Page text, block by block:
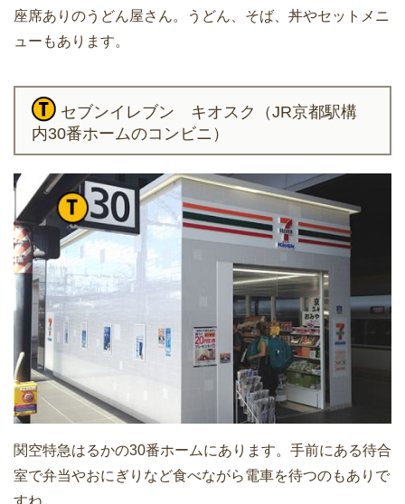
座席ありのうどん屋さん。うどん、そば、丼やセットメニ
ューもあります。
セブンイレブン キオスク（JR京都駅構
内30番ホームのコンビニ）
関空特急はるかの30番ホームにあります。手前にある待合
室で弁当やおにぎりなど食べながら電車を待つのもありで
すね。